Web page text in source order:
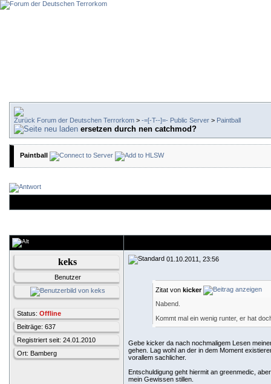
Forum der Deutschen Terrorkom > -=[-T--]=- Public Server > Paintball
ersetzen durch nen catchmod?
Paintball
keks
Benutzer
Status: Offline
Beiträge: 637
Registriert seit: 24.01.2010
Ort: Bamberg
01.10.2011, 23:56
Zitat von kicker
Nabend.
Kommt mal ein wenig runter, er hat
Gebe kicker da nach nochmaligem Lesen
gehen. Lag wohl an der in dem Moment
vorallem sachlicher.
Entschuldigung geht hiermit an greenmedic,
mein Gewissen stillen.